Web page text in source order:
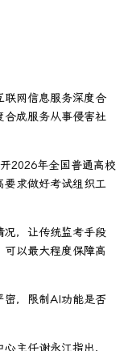
联网信息服务深度合
合成服务从事侵害社
2026年全国普通高校
求做好考试组织工
况，让传统监考手段
以最大程度保障高
密，限制AI功能是否
主任谢永江指出，